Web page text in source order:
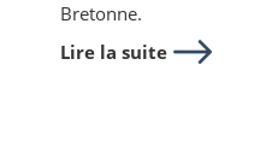
Bretonne.
Lire la suite